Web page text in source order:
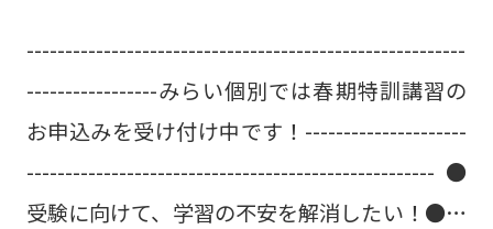
---------------------------------------------------------
-----------------みらい個別では春期特訓講習の
お申込みを受け付け中です！---------------------
-----------------------------------------------------●
受験に向けて、学習の不安を解消したい！●学